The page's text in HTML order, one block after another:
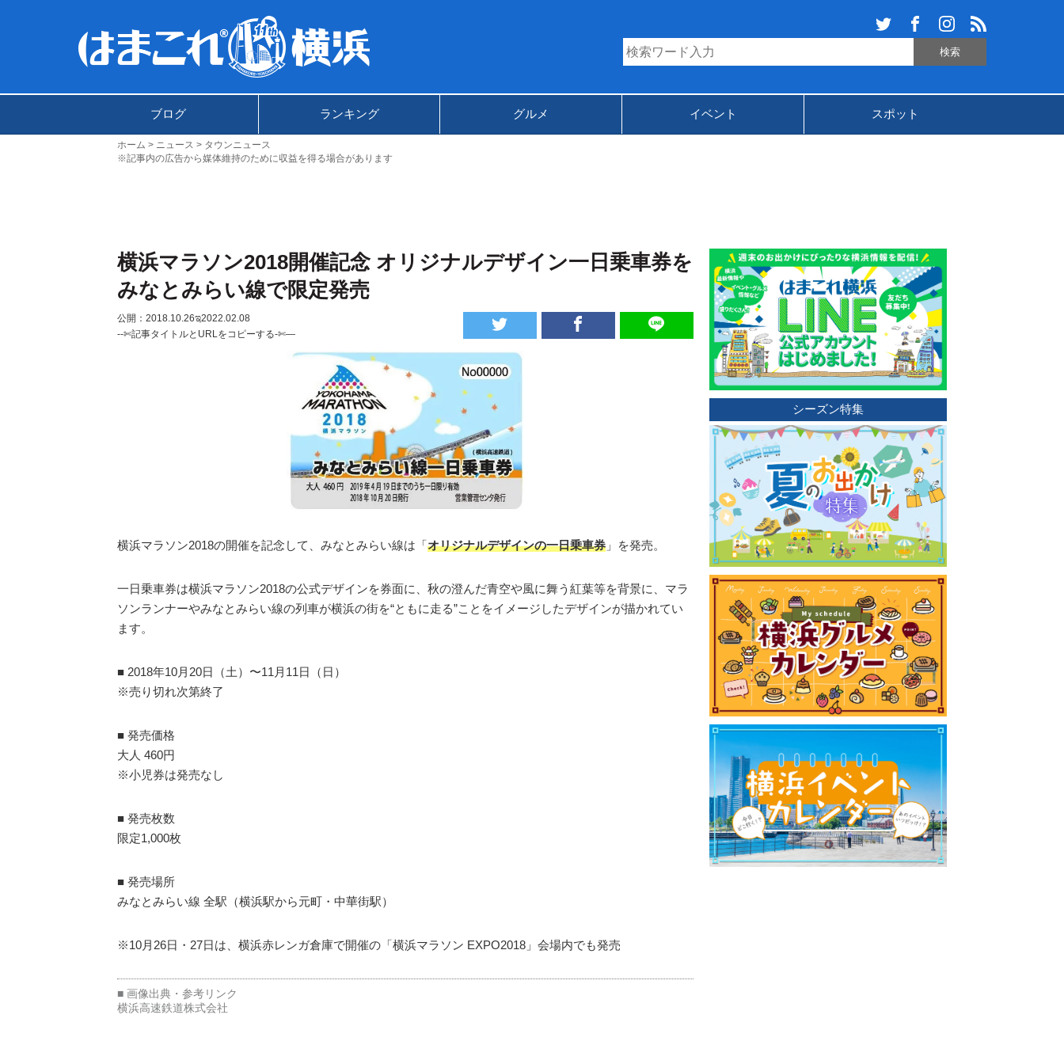
ブログ ランキング グルメ イベント スポット
ホーム ニュース
タウンニュース
※記事内の広告から媒体維持のために収益を得る場合があります
横浜マラソン2018開催記念 オリジナルデザイン一日乗車券を
みなとみらい線で限定発売
公開：2018.10.26ಇ2022.02.08
--✄記事タイトルとURLをコピーする-✄—
横浜マラソン2018の開催を記念して、みなとみらい線は「オリジナルデザインの一日乗車券 」を発売。
一日乗車券は横浜マラソン2018の公式デザインを券面に、秋の澄んだ青空や風に舞う紅葉等を背景に、マラ
ソンランナーやみなとみらい線の列車が横浜の街を“ともに走る”ことをイメージしたデザインが描かれてい
ます。
■ 2018年10月20日（土）〜11月11日（日）
※売り切れ次第終了
■ 発売価格
大人 460円
※小児券は発売なし
■ 発売枚数
限定1,000枚
■ 発売場所
みなとみらい線 全駅（横浜駅から元町・中華街駅）
※10月26日・27日は、横浜赤レンガ倉庫で開催の「横浜マラソン EXPO2018」会場内でも発売
横浜高速鉄道株式会社
シーズン特集